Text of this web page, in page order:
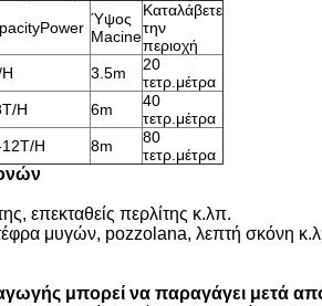
Ύψος
Macine
Καταλάβετε
την
περιοχή
3.5m
20
τετρ.μέτρα
H 6m
40
τετρ.μέτρα
H 8m
80
τετρ.μέτρα
επεκταθείς περλίτης κ.λπ.
μυγών, pozzolana, λεπτή σκόνη
μπορεί να παραγάγει μετά